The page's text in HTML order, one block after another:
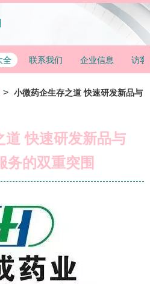
全 联系我们 企业信息 访客
> 小微药企生存之道 快速研发新品与
道 快速研发新品与
务的双重突围